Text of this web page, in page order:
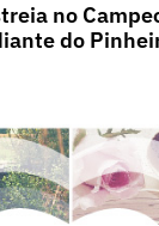
no
do